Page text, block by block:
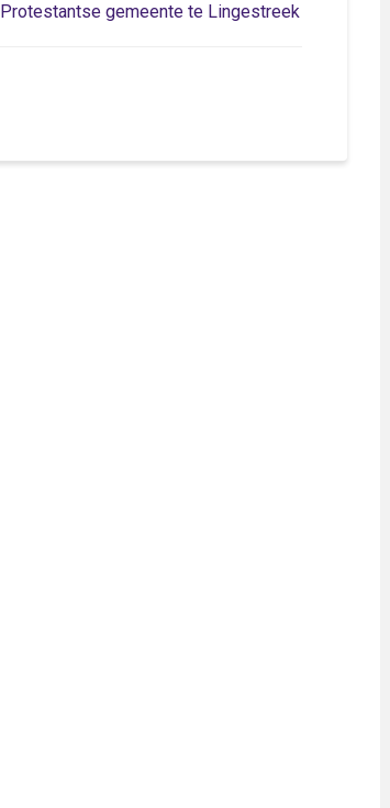
Protestantse gemeente te Lingestreek